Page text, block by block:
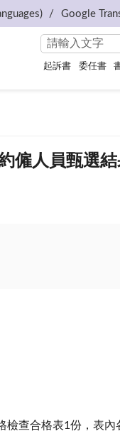
Google
起訴書 委任書
僱人員甄選
查合格表1份，表